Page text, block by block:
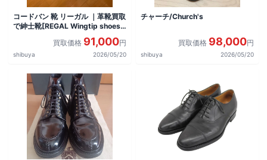
コードバン 靴 リーガル ｜革靴買取
で紳士靴[REGAL Wingtip shoes]
買取価格 91,000円
shibuya 2026/05/20
チャーチ/Church's
買取価格 98,000円
shibuya 2026/05/20